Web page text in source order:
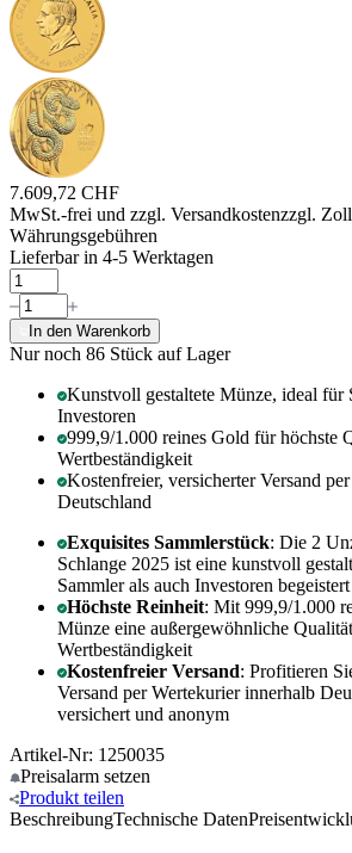
7.609,72 CHF
MwSt.-frei und zzgl. Versandkostenzzgl.
Währungsgebühren
Lieferbar in 4-5 Werktagen
In den Warenkorb
Nur noch 86 Stück auf Lager
Kunstvoll gestaltete Münze, ideal für
Investoren
999,9/1.000 reines Gold für höchste
Wertbeständigkeit
Kostenfreier, versicherter Versand
Deutschland
Exquisites Sammlerstück: Die 2
Schlange 2025 ist eine kunstvoll
Sammler als auch Investoren begeistert
Höchste Reinheit: Mit 999,9/1.000
Münze eine außergewöhnliche
Wertbeständigkeit
Kostenfreier Versand: Profitieren
Versand per Wertekurier innerhalb
versichert und anonym
Artikel-Nr: 1250035
Preisalarm setzen
Produkt teilen
BeschreibungTechnische Daten